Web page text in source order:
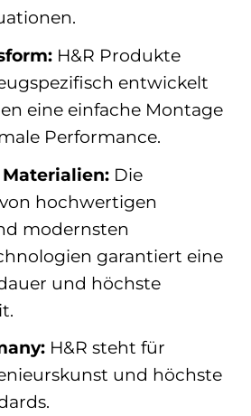
H&R Produkte
entwickelt
eine einfache Montage
Performance.
Die
hochwertigen
modernsten
garantiert eine
und höchste
H&R steht für
und höchste